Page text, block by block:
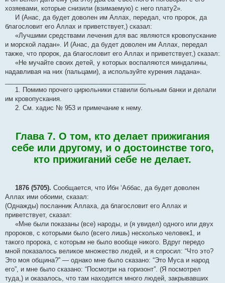
хозяевами, которые снизили (взимаемую) с него плату2».
И (Анас, да будет доволен им Аллах, передал, что пророк, да
благословит его Аллах и приветствует,) сказал:
«Лучшими средствами лечения для вас являются кровопускание
и морской ладан». И (Анас, да будет доволен им Аллах, передал
также, что пророк, да благословит его Аллах и приветствует,) сказал:
«Не мучайте своих детей, у которых воспаляются миндалины,
надавливая на них (пальцами), а используйте курения ладана».
1. Помимо прочего цирюльники ставили больным банки и делали
им кровопускания.
2. См. хадис № 953 и примечание к нему.
Глава 7. О том, кто делает прижигания
себе или другому, и о достоинстве того,
кто прижиганий себе не делает.
1876 (5705). Сообщается, что Ибн ‘Аббас, да будет доволен
Аллах ими обоими, сказал:
(Однажды) посланник Аллаха, да благословит его Аллах и
приветствует, сказал:
«Мне были показаны (все) народы, и (я увидел) одного или двух
пророков, с которыми было (всего лишь) несколько человек1, и
такого пророка, с которым не было вообще никого. Вдруг передо
мной показалось великое множество людей, и я спросил: “Что это?
Это моя община?” — однако мне было сказано: “Это Муса и народ
его”, и мне было сказано: “Посмотри на горизонт”. (Я посмотрел
туда,) и оказалось, что там находится много людей, закрывавших